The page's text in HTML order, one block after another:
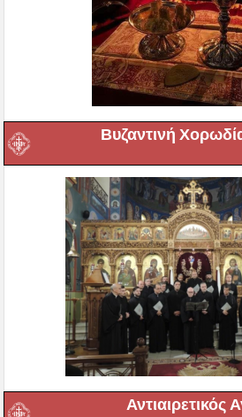
Βυζαντινή
Αντιαιρετικός